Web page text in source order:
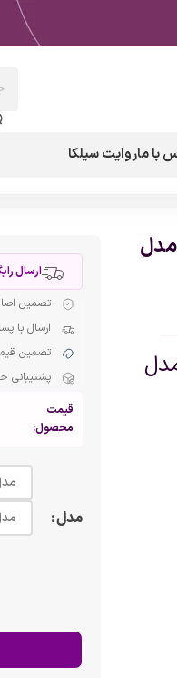
با ماروایت سیلکا
مدل
ارسال
تضمین
ارسال با
تضمین
پشتیبانی
قیمت
محصول:
مدل